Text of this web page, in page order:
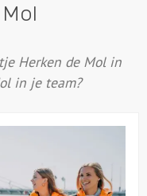
Herken de Mol in
in je team?